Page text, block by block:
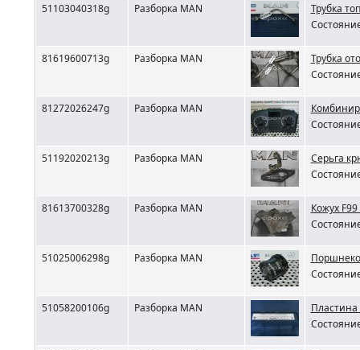
51103040318g Разборка MAN
Трубка
81619600713g Разборка MAN
Трубка
81272026247g Разборка MAN
51192020213g Разборка MAN
Серьга
81613700328g Разборка MAN
Кожух
51025006298g Разборка MAN
51058200106g Разборка MAN
Пластина